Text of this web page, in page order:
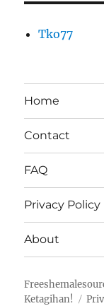
Tko77
Home
Contact
FAQ
Privacy Policy
About
Ketagihan!